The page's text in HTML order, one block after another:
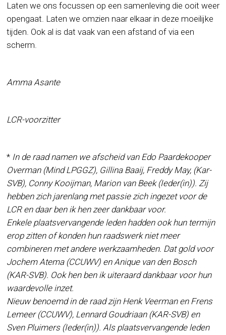
Laten we ons focussen op een samenleving die ooit weer
opengaat. Laten we omzien naar elkaar in deze moeilijke
tijden. Ook al is dat vaak van een afstand of via een
scherm.
Amma Asante
LCR-voorzitter
*In de raad namen we afscheid van Edo Paardekooper
Overman (Mind LPGGZ), Gillina Baaij, Freddy May, (Kar-
SVB), Conny Kooijman, Marion van Beek (Ieder(in)). Zij
hebben zich jarenlang met passie zich ingezet voor de
LCR en daar ben ik hen zeer dankbaar voor.
Enkele plaatsvervangende leden hadden ook hun termijn
erop zitten of konden hun raadswerk niet meer
combineren met andere werkzaamheden. Dat gold voor
Jochem Atema (CCUWV) en Anique van den Bosch
(KAR-SVB). Ook hen ben ik uiteraard dankbaar voor hun
waardevolle inzet.
Nieuw benoemd in de raad zijn Henk Veerman en Frens
Lemeer (CCUWV), Lennard Goudriaan (KAR-SVB) en
Sven Pluimers (Ieder(in)). Als plaatsvervangende leden